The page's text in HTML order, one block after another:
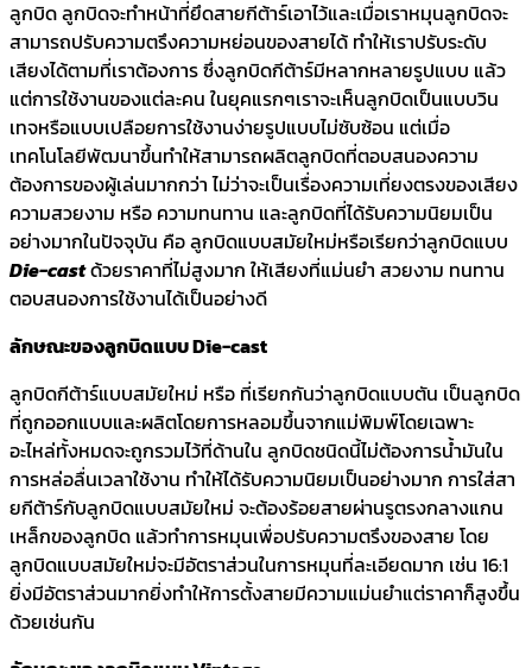
ลูกบิด ลูกบิดจะทำหน้าที่ยึดสายกีต้าร์เอาไว้และเมื่อเราหมุนลูกบิดจะ
สามารถปรับความตรึงความหย่อนของสายได้ ทำให้เราปรับระดับ
เสียงได้ตามที่เราต้องการ ซึ่งลูกบิดกีต้าร์มีหลากหลายรูปแบบ แล้ว
แต่การใช้งานของแต่ละคน ในยุคแรกๆเราจะเห็นลูกบิดเป็นแบบวิน
เทจหรือแบบเปลือยการใช้งานง่ายรูปแบบไม่ซับซ้อน แต่เมื่อ
เทคโนโลยีพัฒนาขึ้นทำให้สามารถผลิตลูกบิดที่ตอบสนองความ
ต้องการของผู้เล่นมากกว่า ไม่ว่าจะเป็นเรื่องความเที่ยงตรงของเสียง
ความสวยงาม หรือ ความทนทาน และลูกบิดที่ได้รับความนิยมเป็น
อย่างมากในปัจจุบัน คือ ลูกบิดแบบสมัยใหม่หรือเรียกว่าลูกบิดแบบ
Die-castด้วยราคาที่ไม่สูงมาก ให้เสียงที่แม่นยำ สวยงาม ทนทาน
ตอบสนองการใช้งานได้เป็นอย่างดี
ลักษณะของลูกบิดแบบ Die-cast
ลูกบิดกีต้าร์แบบสมัยใหม่ หรือ ที่เรียกกันว่าลูกบิดแบบตัน เป็นลูกบิด
ที่ถูกออกแบบและผลิตโดยการหลอมขึ้นจากแม่พิมพ์โดยเฉพาะ
อะไหล่ทั้งหมดจะถูกรวมไว้ที่ด้านใน ลูกบิดชนิดนี้ไม่ต้องการน้ำมันใน
การหล่อลื่นเวลาใช้งาน ทำให้ได้รับความนิยมเป็นอย่างมาก การใส่สา
ยกีต้าร์กับลูกบิดแบบสมัยใหม่ จะต้องร้อยสายผ่านรูตรงกลางแกน
เหล็กของลูกบิด แล้วทำการหมุนเพื่อปรับความตรึงของสาย โดย
ลูกบิดแบบสมัยใหม่จะมีอัตราส่วนในการหมุนที่ละเอียดมาก เช่น 16:1
ยิ่งมีอัตราส่วนมากยิ่งทำให้การตั้งสายมีความแม่นยำแต่ราคาก็สูงขึ้น
ด้วยเช่นกัน